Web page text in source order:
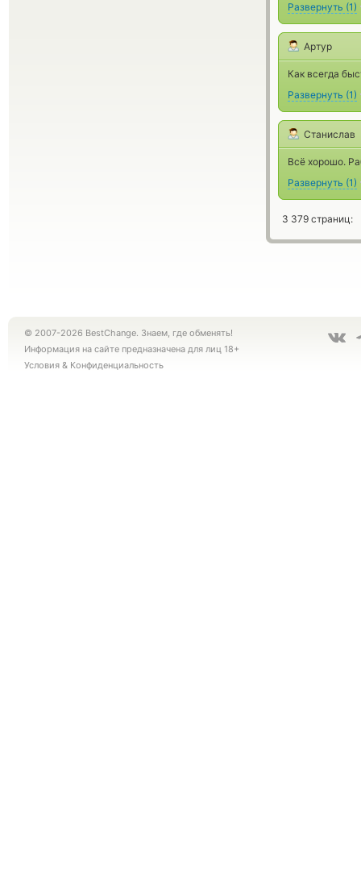
Развернуть (1)
Артур
Как всегда
Развернуть (1)
Станислав
Всё хорошо.
Развернуть (1)
3 379 страниц:
© 2007-2026 BestChange. Знаем, где обменять!
Информация на сайте предназначена для лиц 18+
Условия & Конфиденциальность